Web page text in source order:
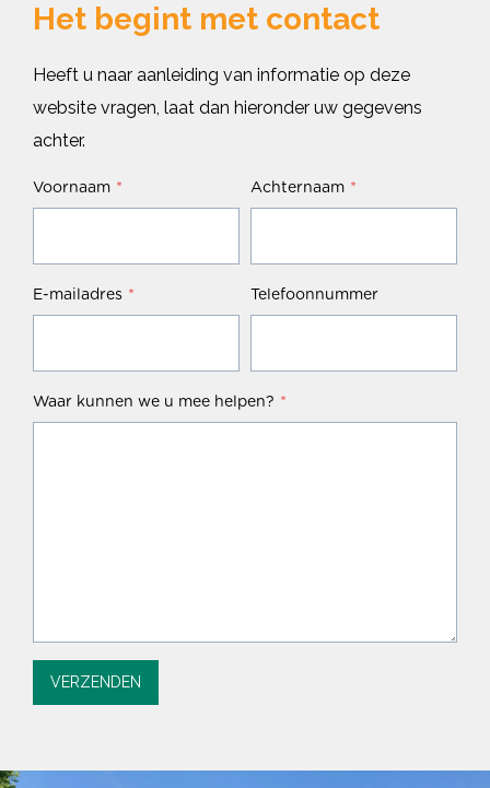
Het begint met contact
Heeft u naar aanleiding van informatie op deze
website vragen, laat dan hieronder uw gegevens
achter.
Voornaam * Achternaam *
E-mailadres * Telefoonnummer
Waar kunnen we u mee helpen? *
VERZENDEN